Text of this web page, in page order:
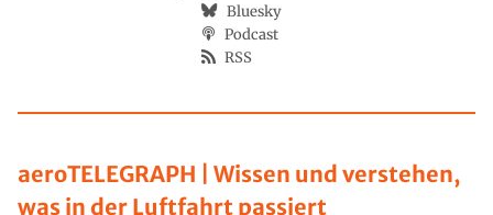
aeroTELEGRAPH | Wissen und verstehen,
was in der Luftfahrt passiert
Bluesky
Podcast
RSS